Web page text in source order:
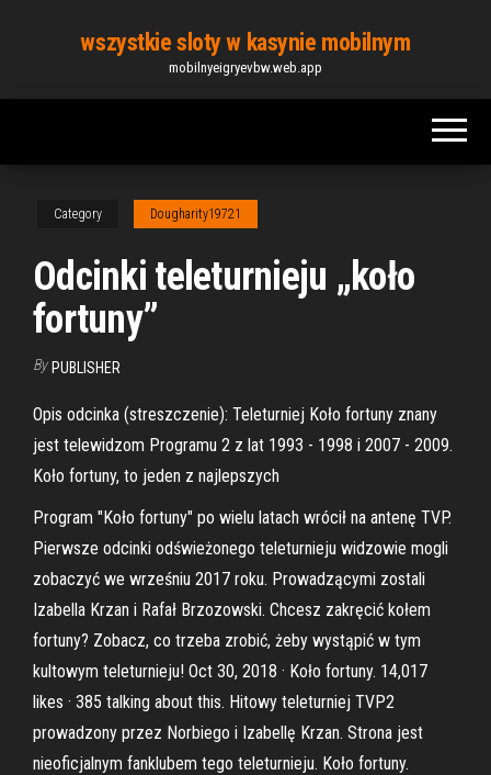
content
wszystkie sloty w kasynie mobilnym
mobilnyeigryevbw.web.app
Category Dougharity19721
Odcinki teleturnieju „koło
fortuny”
By PUBLISHER
Opis odcinka (streszczenie): Teleturniej Koło fortuny znany
jest telewidzom Programu 2 z lat 1993 - 1998 i 2007 - 2009.
Koło fortuny, to jeden z najlepszych
Program "Koło fortuny" po wielu latach wrócił na antenę TVP.
Pierwsze odcinki odświeżonego teleturnieju widzowie mogli
zobaczyć we wrześniu 2017 roku. Prowadzącymi zostali
Izabella Krzan i Rafał Brzozowski. Chcesz zakręcić kołem
fortuny? Zobacz, co trzeba zrobić, żeby wystąpić w tym
kultowym teleturnieju! Oct 30, 2018 · Koło fortuny. 14,017
likes · 385 talking about this. Hitowy teleturniej TVP2
prowadzony przez Norbiego i Izabellę Krzan. Strona jest
nieoficjalnym fanklubem tego teleturnieju. Koło fortuny.